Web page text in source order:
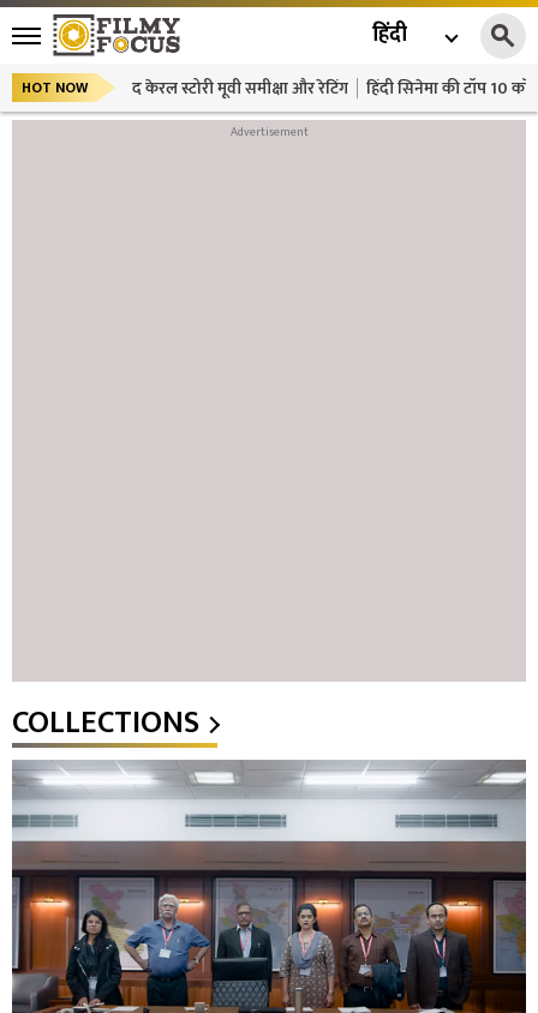
हिंदी
HOT NOW द केरल स्टोरी मूवी समीक्षा और रेटिंग हिंदी सिनेमा की टॉप 10
COLLECTIONS